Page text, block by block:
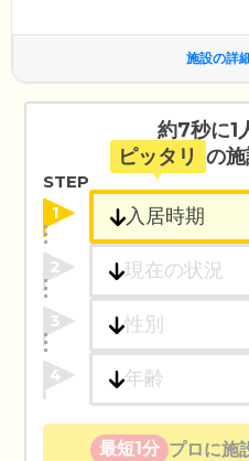
施設の詳
約7秒に1
ピッタリ の
STEP
1
2
3
4
最短1分 プロに施